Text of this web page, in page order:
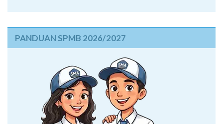
PANDUAN SPMB 2026/2027